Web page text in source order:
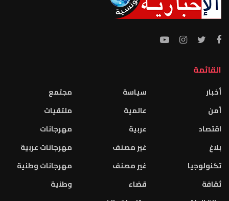
القائمة
أخبار
أمن
اقتصاد
بلاغ
تكنولوجيا
ثقافة
سياسة
عالمية
عربية
غير مصنف
غير مصنف
قضاء
مجتمع
ملتقيات
مهرجانات
مهرجانات عربية
مهرجانات وطنية
وطنية